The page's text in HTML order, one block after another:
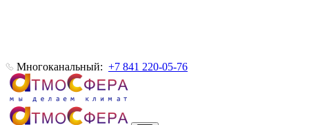
Многоканальный: +7 841 220-05-76